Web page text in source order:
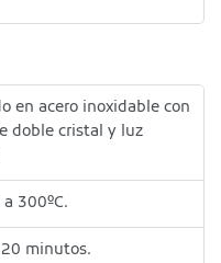
en acero inoxidable con
doble cristal y luz
a 300ºC.
minutos.